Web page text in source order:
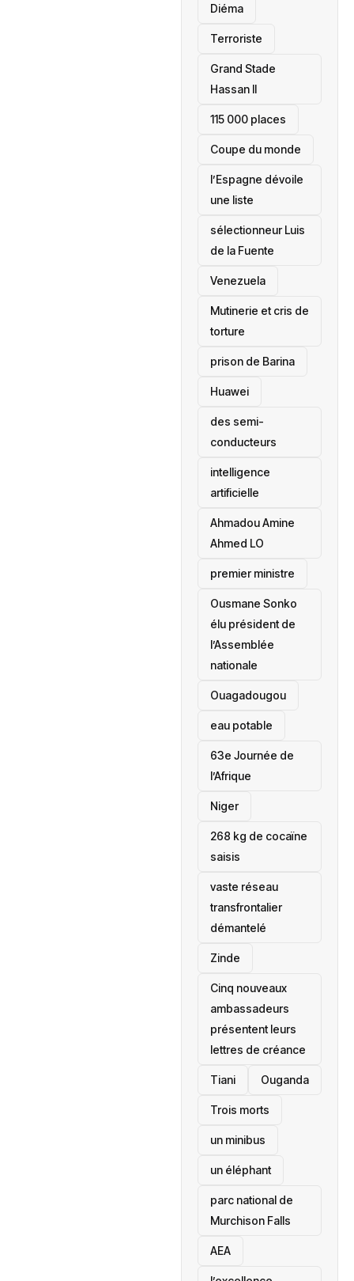
Diéma
Terroriste
Grand Stade
Hassan II
115 000 places
‎Coupe du monde
l’Espagne dévoile
une liste
sélectionneur Luis
de la Fuente
‎Venezuela
Mutinerie et cris de
torture
prison de Barina
Huawei
des semi-
conducteurs
intelligence
artificielle
Ahmadou Amine
Ahmed LO
premier ministre
Ousmane Sonko
élu président de
l’Assemblée
nationale
‎Ouagadougou
eau potable
63e Journée de
l’Afrique
‎Niger
268 kg de cocaïne
saisis
vaste réseau
transfrontalier
démantelé
Zinde
Cinq nouveaux
ambassadeurs
présentent leurs
lettres de créance
Tiani ‎Ouganda
Trois morts
un minibus
un éléphant
parc national de
Murchison Falls
AEA